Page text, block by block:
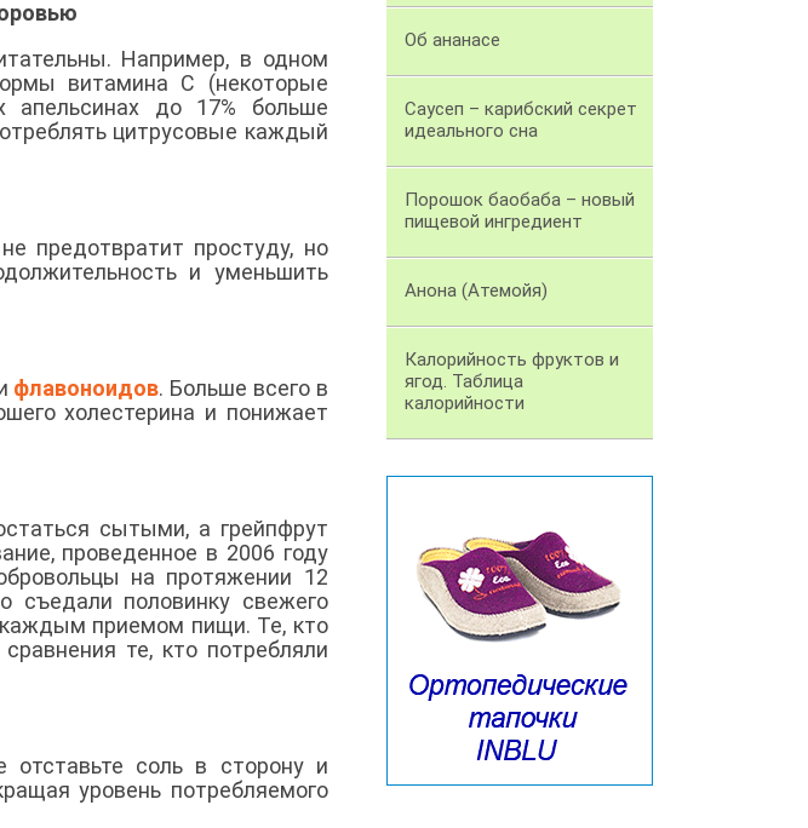
Например, в одном
витамина С (некоторые
апельсинах до 17% больше
цитрусовые каждый
предотвратит простуду, но
и уменьшить
флавоноидов. Больше всего в
холестерина и понижает
сытыми, а грейпфрут
проведенное в 2006 году
на протяжении 12
съедали половинку свежего
каждым приемом пищи. Те, кто
те, кто потребляли
отставьте соль в сторону и
уровень потребляемого
Об ананасе
Саусеп – карибский секрет
идеального сна
Порошок баобаба – новый
пищевой ингредиент
Анона (Атемойя)
Калорийность фруктов и
ягод. Таблица
калорийности